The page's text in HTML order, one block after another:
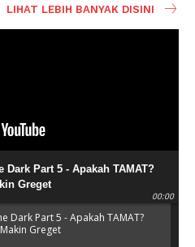
LIHAT LEBIH BANYAK DISINI
Dark Part 5 - Apakah TAMAT?
Greget
00:00
Dark Part 5 - Apakah TAMAT?
Greget